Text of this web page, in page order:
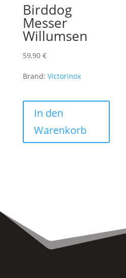
Birddog
Messer
Willumsen
59,90 €
Brand: Victorinox
In den
Warenkorb